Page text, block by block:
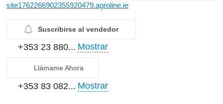
site1762266902355920479.agroline.ie
Suscribirse al vendedor
+353 23 880... Mostrar
Llámame Ahora
+353 83 082... Mostrar